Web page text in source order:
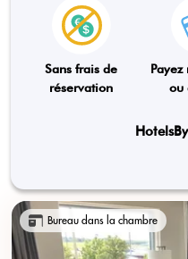
Sans frais de
réservation
ou
Bureau dans la chambre